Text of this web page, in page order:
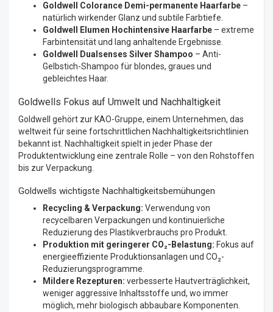
Goldwell Colorance Demi-permanente Haarfarbe –
natürlich wirkender Glanz und subtile Farbtiefe.
Goldwell Elumen Hochintensive Haarfarbe – extreme
Farbintensität und lang anhaltende Ergebnisse.
Goldwell Dualsenses Silver Shampoo – Anti-
Gelbstich-Shampoo für blondes, graues und
gebleichtes Haar.
Goldwells Fokus auf Umwelt und Nachhaltigkeit
Goldwell gehört zur KAO-Gruppe, einem Unternehmen, das
weltweit für seine fortschrittlichen Nachhaltigkeitsrichtlinien
bekannt ist. Nachhaltigkeit spielt in jeder Phase der
Produktentwicklung eine zentrale Rolle – von den Rohstoffen
bis zur Verpackung.
Goldwells wichtigste Nachhaltigkeitsbemühungen
Recycling & Verpackung: Verwendung von
recycelbaren Verpackungen und kontinuierliche
Reduzierung des Plastikverbrauchs pro Produkt.
Produktion mit geringerer CO₂-Belastung: Fokus auf
energieeffiziente Produktionsanlagen und CO₂-
Reduzierungsprogramme.
Mildere Rezepturen: verbesserte Hautverträglichkeit,
weniger aggressive Inhaltsstoffe und, wo immer
möglich, mehr biologisch abbaubare Komponenten.